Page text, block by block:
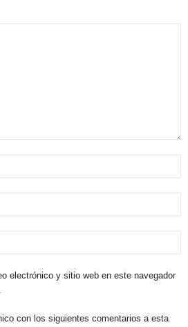
electrónico y sitio web en este navegador
con los siguientes comentarios a esta